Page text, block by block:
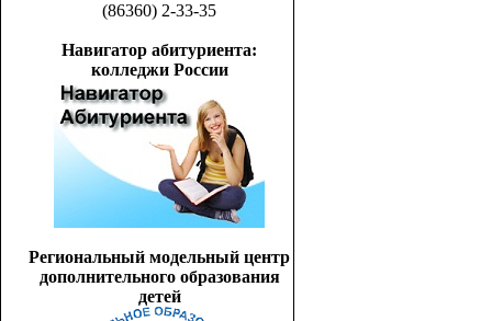
(86360) 2-33-35
Навигатор абитуриента:
колледжи России
Региональный модельный центр
дополнительного образования
детей